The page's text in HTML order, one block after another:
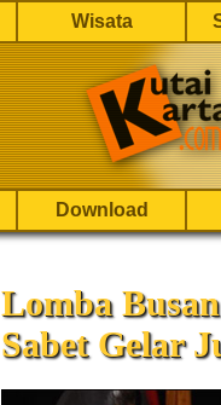
Wisata
Download
Lomba
Sabet Gelar